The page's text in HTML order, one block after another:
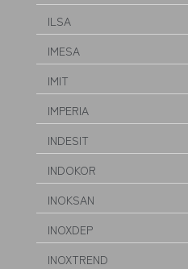
ILSA
IMESA
IMIT
IMPERIA
INDESIT
INDOKOR
INOKSAN
INOXDEP
INOXTREND